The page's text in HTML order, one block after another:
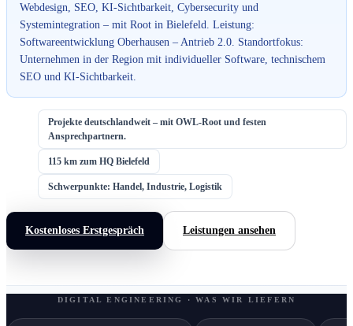
Webdesign, SEO, KI-Sichtbarkeit, Cybersecurity und
Systemintegration – mit Root in Bielefeld. Leistung:
Softwareentwicklung Oberhausen – Antrieb 2.0. Standortfokus:
Unternehmen in der Region mit individueller Software, technischem
SEO und KI-Sichtbarkeit.
Projekte deutschlandweit – mit OWL-Root und festen
Ansprechpartnern.
115 km zum HQ Bielefeld
Schwerpunkte: Handel, Industrie, Logistik
Kostenloses Erstgespräch Leistungen ansehen
DIGITAL ENGINEERING · WAS WIR LIEFERN